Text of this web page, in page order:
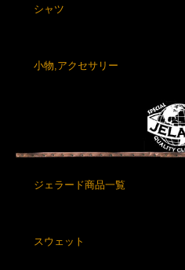
シャツ
小物,アクセサリー
ジェラード商品一覧
スウェット